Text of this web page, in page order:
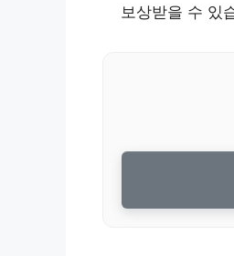
보상받을 수 있